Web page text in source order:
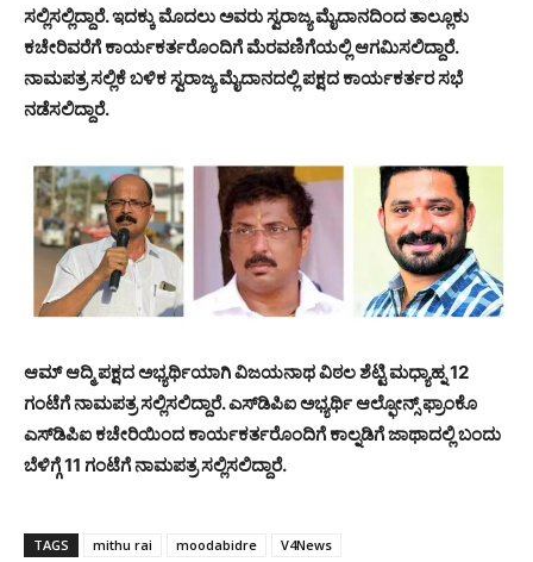
ಸಲ್ಲಿಸಲ್ಲಿದ್ದಾರೆ. ಇದಕ್ಕು ಮೊದಲು ಅವರು ಸ್ವರಾಜ್ಯ ಮೈದಾನದಿಂದ ತಾಲ್ಲೂಕು
ಕಚೇರಿವರೆಗೆ ಕಾರ್ಯಕರ್ತರೊಂದಿಗೆ ಮೆರವಣಿಗೆಯಲ್ಲಿ ಆಗಮಿಸಲಿದ್ದಾರೆ.
ನಾಮಪತ್ರ ಸಲ್ಲಿಕೆ ಬಳಿಕ ಸ್ವರಾಜ್ಯ ಮೈದಾನದಲ್ಲಿ ಪಕ್ಷದ ಕಾರ್ಯಕರ್ತರ ಸಭೆ
ನಡೆಸಲಿದ್ದಾರೆ.
ಆಮ್ ಆದ್ಮಿ ಪಕ್ಷದ ಅಭ್ಯರ್ಥಿಯಾಗಿ ವಿಜಯನಾಥ ವಿಠಲ ಶೆಟ್ಟಿ ಮಧ್ಯಾಹ್ನ12
ಗಂಟೆಗೆ ನಾಮಪತ್ರ ಸಲ್ಲಿಸಲಿದ್ದಾರೆ. ಎಸ್‍ಡಿಪಿಐ ಅಭ್ಯರ್ಥಿ ಆಲ್ಫೋನ್ಸ್ ಫ್ರಾಂಕೊ
ಎಸ್‍ಡಿಪಿಐ ಕಚೇರಿಯಿಂದ ಕಾರ್ಯಕರ್ತರೊಂದಿಗೆ ಕಾಲ್ನಡಿಗೆ ಜಾಥಾದಲ್ಲಿ ಬಂದು
ಬೆಳಿಗ್ಗೆ11 ಗಂಟೆಗೆ ನಾಮಪತ್ರ ಸಲ್ಲಿಸಲಿದ್ದಾರೆ.
TAGS mithu rai moodabidre V4News